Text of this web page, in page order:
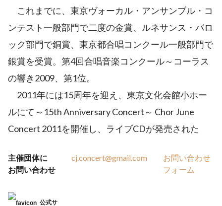
これまでに、東京ヴォーカル・アンサンブル・コ
ンテスト一般部門で二度の金賞、ルネサンス・バロ
ック部門で銅賞、東京都合唱コンクール一般部門で
銀賞を受賞。第4回合唱音楽コンクール～コーラス
の響き2009、第1位。
2011年には15周年を迎え、東京文化会館小ホー
ルにて～15th Anniversary Concert～ Chor June
Concert 2011を開催し、ライブCDが発売された
主催団体に
お問い合わせ
cj.concert@gmail.com
お問い合わせ
フォーム
公式サ